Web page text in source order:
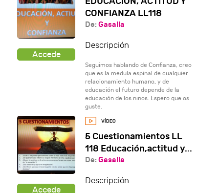
CONFIANZA LL118
De:Gasalla
Descripción
Seguimos hablando de Confianza, creo
que es la medula espinal de cualquier
relacionamiento humano, y de
educación el futuro depende de la
educación de los niños. Espero que os
guste.
5 Cuestionamientos LL
118 Educación,actitud y...
De:Gasalla
Descripción